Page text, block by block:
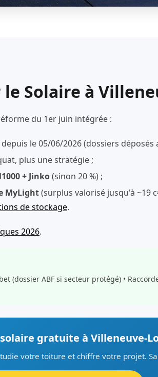
Solaire à
du 1er juin intégrée :
depuis le 05/06/2026 (dossiers
plus une stratégie ;
+ Jinko(sinon 20 %) ;
MyLight(surplus valorisé jusqu'à ~19
de stockage.
2026.
(dossier ABF si secteur protégé) •
gratuite à Villeneuve-
votre toiture et chiffre votre projet.